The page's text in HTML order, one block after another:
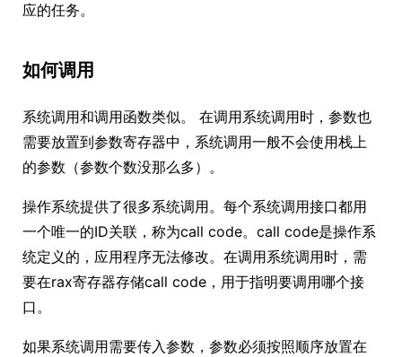
应的任务。
如何调用
系统调用和调用函数类似。 在调用系统调用时，参数也
需要放置到参数寄存器中，系统调用一般不会使用栈上
的参数（参数个数没那么多）。
操作系统提供了很多系统调用。每个系统调用接口都用
一个唯一的ID关联，称为call code。call code是操作系
统定义的，应用程序无法修改。在调用系统调用时，需
要在rax寄存器存储call code，用于指明要调用哪个接
口。
如果系统调用需要传入参数，参数必须按照顺序放置在